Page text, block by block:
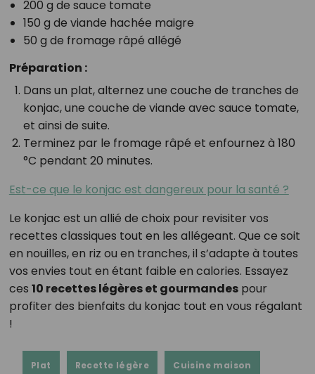
200 g de sauce tomate
150 g de viande hachée maigre
50 g de fromage râpé allégé
Préparation :
Dans un plat, alternez une couche de tranches de
konjac, une couche de viande avec sauce tomate,
et ainsi de suite.
Terminez par le fromage râpé et enfournez à 180
°C pendant 20 minutes.
Est-ce que le konjac est dangereux pour la santé ?
Le konjac est un allié de choix pour revisiter vos
recettes classiques tout en les allégeant. Que ce soit
en nouilles, en riz ou en tranches, il s’adapte à toutes
vos envies tout en étant faible en calories. Essayez
ces 10 recettes légères et gourmandespour
profiter des bienfaits du konjac tout en vous régalant
!
Plat Recette légère Cuisine maison